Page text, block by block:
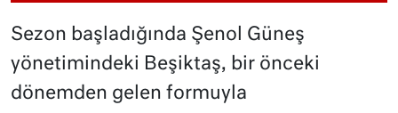
Sezon başladığında Şenol Güneş
yönetimindeki Beşiktaş, bir önceki
dönemden gelen formuyla